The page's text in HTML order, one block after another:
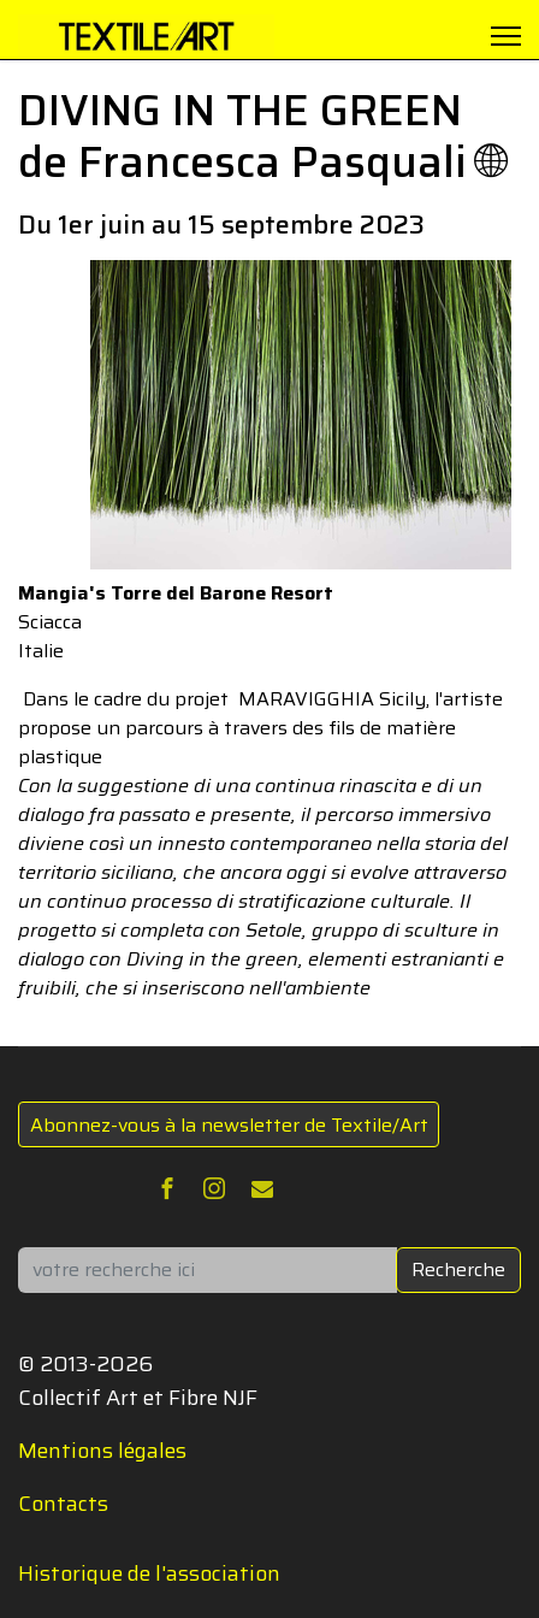
DIVING IN THE GREEN
de Francesca Pasquali 🌐
Du 1er juin au 15 septembre 2023
Mangia's Torre del Barone Resort
Sciacca
Italie
Dans le cadre du projet MARAVIGGHIA Sicily, l'artiste
propose un parcours à travers des fils de matière
plastique
Con la suggestione di una continua rinascita e di un
dialogo fra passato e presente, il percorso immersivo
diviene così un innesto contemporaneo nella storia del
territorio siciliano, che ancora oggi si evolve attraverso
un continuo processo di stratificazione culturale. Il
progetto si completa con Setole, gruppo di sculture in
dialogo con Diving in the green, elementi estranianti e
fruibili, che si inseriscono nell'ambiente
Abonnez-vous à la newsletter de Textile/Art
Rechercher Recherche
© 2013-2026
Collectif Art et Fibre NJF
Mentions légales
Contacts
Historique de l'association